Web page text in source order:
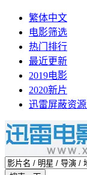
繁体中文
电影筛选
热门排行
最近更新
2019电影
2020新片
迅雷屏蔽资